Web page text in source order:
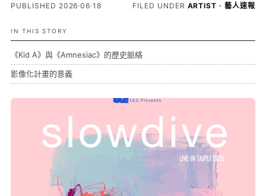
PUBLISHED 2026·06·18 FILED UNDER ARTIST · 藝人速報
IN THIS STORY
《Kid A》與《Amnesiac》的歷史脈絡
影像化計畫的意義